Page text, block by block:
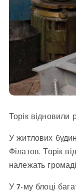
Торік відновили
У житлових
Філатов. Торік
належать
У 7-му блоці